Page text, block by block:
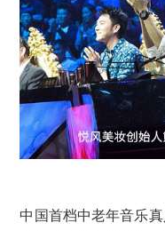
中国首档中老年音乐